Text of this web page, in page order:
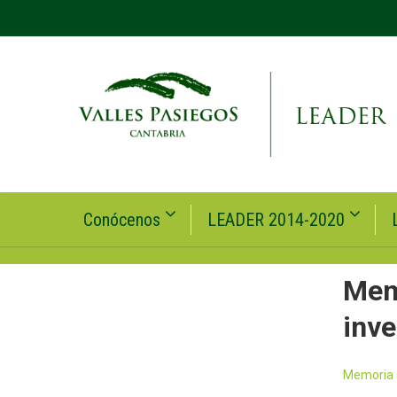
Conócenos LEADER 2014-2020
Memoria